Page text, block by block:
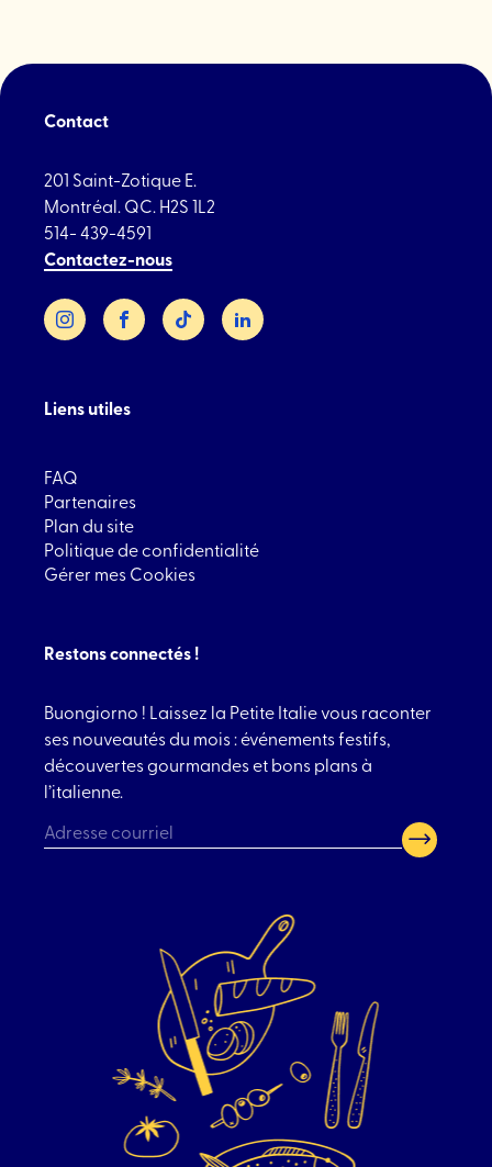
Contact
201 Saint-Zotique E.
Montréal. QC. H2S 1L2
514- 439-4591
Contactez-nous
InstagramFacebookTikTok LinkedIn
Liens utiles
FAQ
Partenaires
Plan du site
Politique de confidentialité
Gérer mes Cookies
Restons connectés !
Buongiorno ! Laissez la Petite Italie vous raconter
ses nouveautés du mois : événements festifs,
découvertes gourmandes et bons plans à
l’italienne.